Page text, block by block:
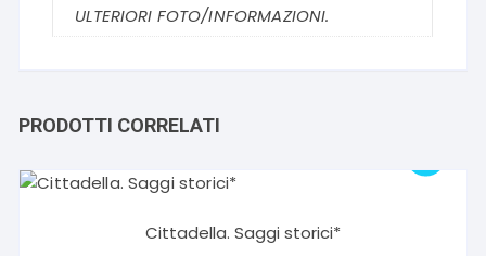
ULTERIORI FOTO/INFORMAZIONI.
PRODOTTI CORRELATI
Cittadella. Saggi storici*